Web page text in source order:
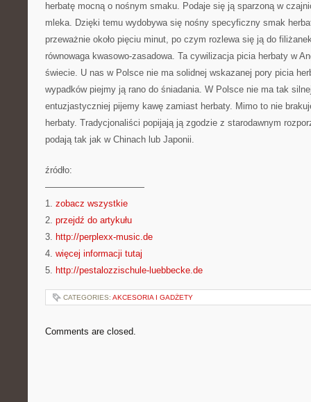
herbatę mocną o nośnym smaku. Podaje się ją sparzoną w
mleka. Dzięki temu wydobywa się nośny specyficzny smak
przeważnie około pięciu minut, po czym rozlewa się ją do
równowaga kwasowo-zasadowa. Ta cywilizacja picia herbaty w
świecie. U nas w Polsce nie ma solidnej wskazanej pory picia
wypadków piejmy ją rano do śniadania. W Polsce nie ma tak
entuzjastyczniej pijemy kawę zamiast herbaty. Mimo to nie
herbaty. Tradycjonaliści popijają ją zgodzie z starodawnym
podają tak jak w Chinach lub Japonii.
źródło:
———————————
1. zobacz wszystkie
2. przejdź do artykułu
3. http://perplexx-music.de
4. więcej informacji tutaj
5. http://pestalozzischule-luebbecke.de
CATEGORIES: AKCESORIA I GADŻETY
Comments are closed.